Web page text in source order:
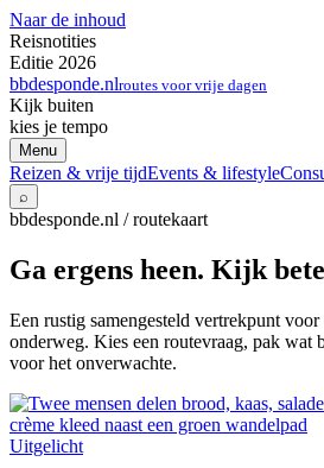
Naar de inhoud
Reisnotities
Editie 2026
bbdesponde.nlroutes voor vrije dagen
Kijk buiten
kies je tempo
Menu
Reizen & vrije tijdEvents & lifestyle
⌕
bbdesponde.nl / routekaart
Ga ergens heen. Kijk
Een rustig samengesteld vertrekpunt
onderweg. Kies een routevraag, pak wat
voor het onverwachte.
Uitgelicht